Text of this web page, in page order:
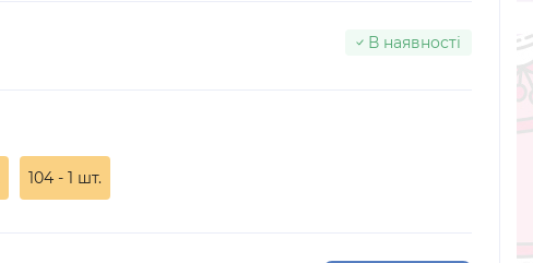
В наявності
104 - 1 шт.